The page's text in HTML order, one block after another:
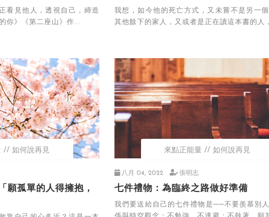
看見他人，透視自己，締造
成為更好的你》《第二座山》作...
我想，如今他的死亡方式，又未嘗不是另一
其他餘下的家人，又或者是正在讀這本書的人
如何說再見
願孤單的人得擁抱，
來點正能量 如何說再見
八月 04, 2022 張明志
七件禮物：為臨終之路做好準備
我們要送給自己的七件禮物是──不要羨慕別